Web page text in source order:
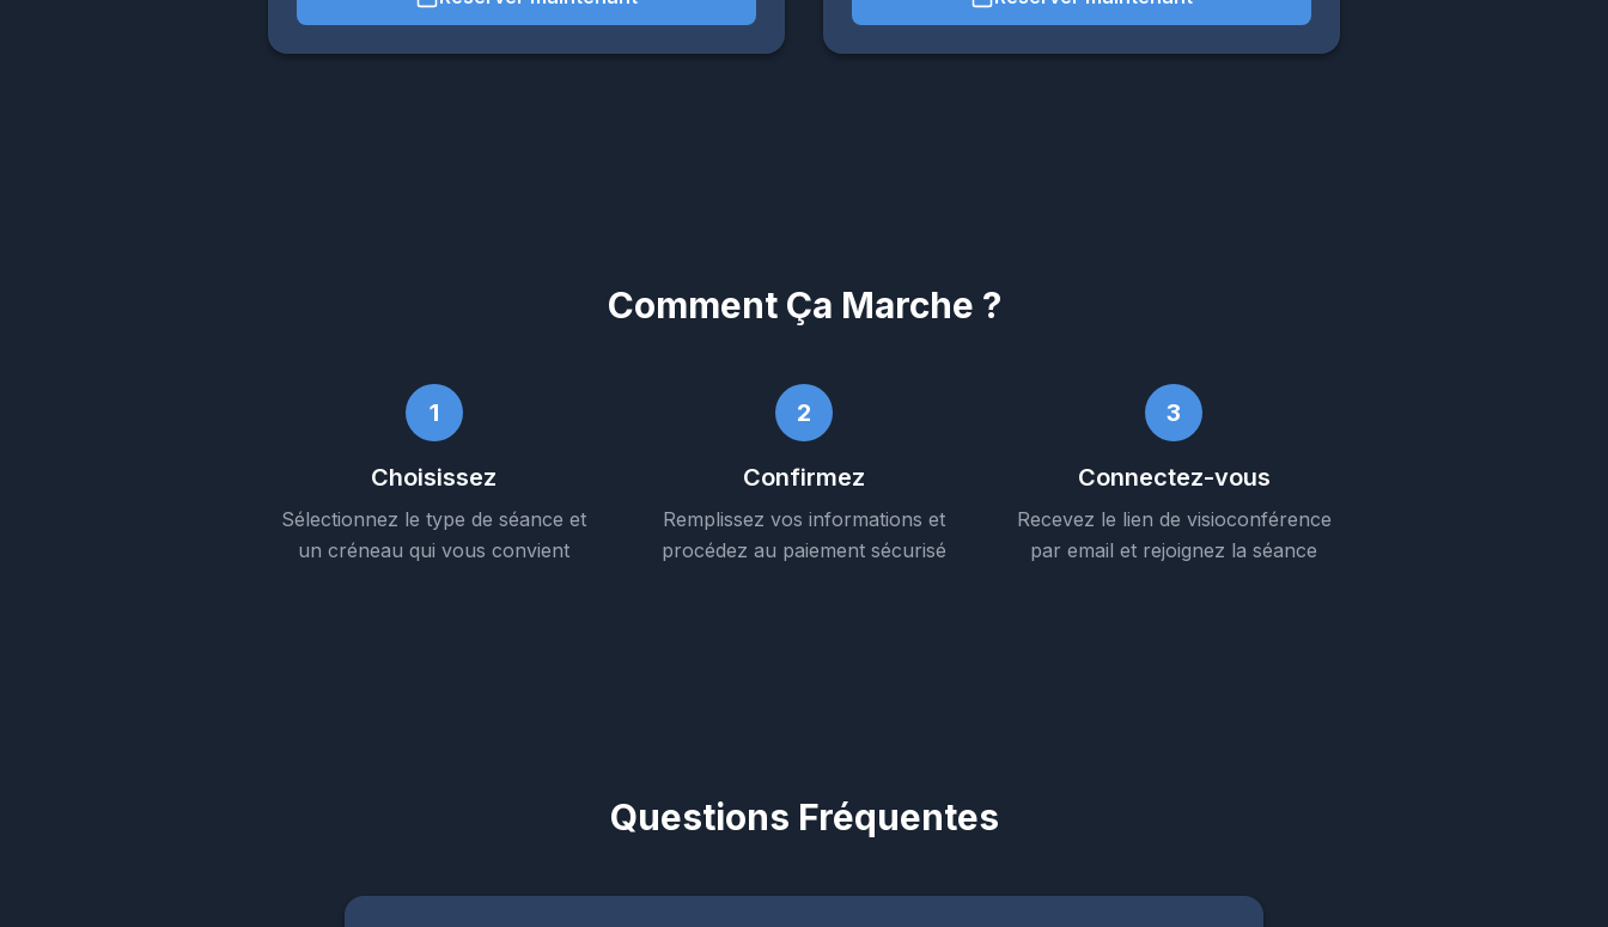
Comment Ça Marche ?
1
Choisissez
Sélectionnez le type de séance et
un créneau qui vous convient
2
Confirmez
Remplissez vos informations et
procédez au paiement sécurisé
3
Connectez-vous
Recevez le lien de visioconférence
par email et rejoignez la séance
Questions Fréquentes